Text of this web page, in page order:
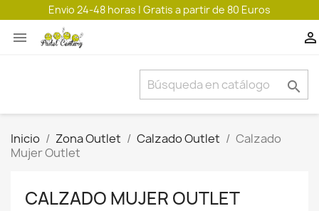
Envio 24-48 horas | Gratis a partir de 80 Euros
 

Inicio Zona Outlet Calzado Outlet
Calzado
Mujer Outlet
CALZADO MUJER OUTLET